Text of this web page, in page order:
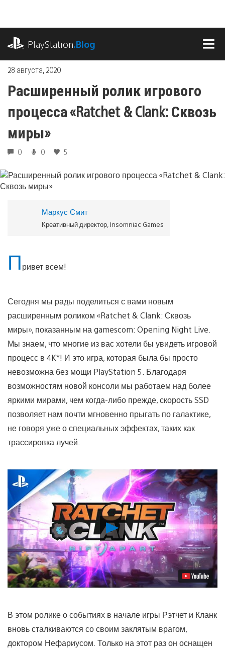
содержимому
PlayStation.Blog
28 августа, 2020
Расширенный ролик игрового
процесса «Ratchet & Clank: Сквозь
миры»
0 0 5
Маркус Смит
Креативный директор, Insomniac Games
Привет всем!
Сегодня мы рады поделиться с вами новым
расширенным роликом «Ratchet & Clank: Сквозь
миры», показанным на gamescom: Opening Night Live.
Мы знаем, что многие из вас хотели бы увидеть игровой
процесс в 4K*! И это игра, которая была бы просто
невозможна без мощи PlayStation 5. Благодаря
возможностям новой консоли мы работаем над более
яркими мирами, чем когда-либо прежде, скорость SSD
позволяет нам почти мгновенно прыгать по галактике,
не говоря уже о специальных эффектах, таких как
трассировка лучей.
Воспроизвести
видео
В этом ролике о событиях в начале игры Рэтчет и Кланк
вновь сталкиваются со своим заклятым врагом,
доктором Нефариусом. Только на этот раз он оснащен